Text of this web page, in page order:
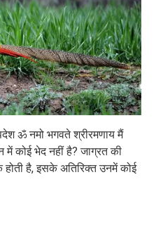
ॐ नमो भगवते श्रीरमणाय मैं
में कोई भेद नहीं है? जाग्रत की
होती है, इसके अतिरिक्त उनमें कोई